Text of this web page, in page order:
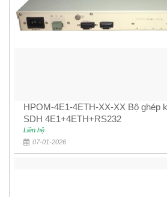
HPOM-4E1-4ETH-XX-XX Bộ ghép
SDH 4E1+4ETH+RS232
Liên hệ
07-01-2026